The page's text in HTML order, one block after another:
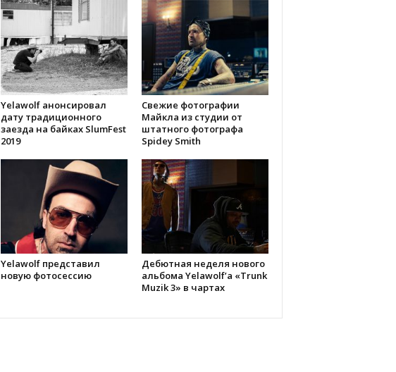
Yelawolf анонсировал
дату традиционного
заезда на байках SlumFest
2019
Свежие фотографии
Майкла из студии от
штатного фотографа
Spidey Smith
Yelawolf представил
новую фотосессию
Дебютная неделя нового
альбома Yelawolf’а «Trunk
Muzik 3» в чартах